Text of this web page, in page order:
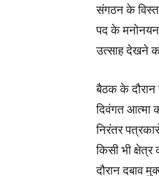
संगठन के
पद के
उत्साह देखने
बैठक के दौरान
दिवंगत आत्मा
निरंतर
किसी भी
दौरान दबाव